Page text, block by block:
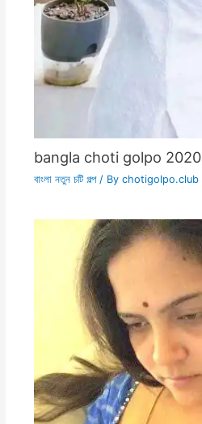
bangla choti golpo 2020
বাংলা নতুন চটি গল্প/ By chotigolpo.club